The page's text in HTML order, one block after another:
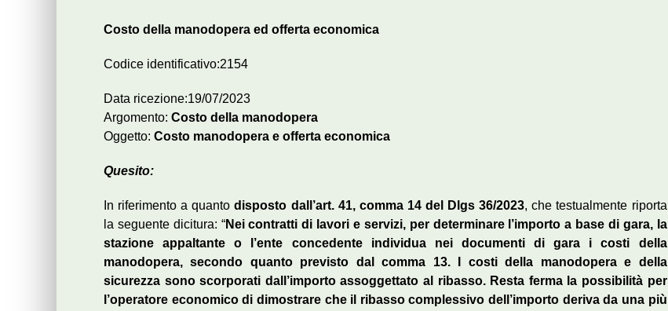
Costo della manodopera ed offerta economica
Codice identificativo:2154
Data ricezione:19/07/2023
Argomento: Costo della manodopera
Oggetto: Costo manodopera e offerta economica
Quesito:
In riferimento a quantodisposto dall’art. 41, comma 14 del Dlgs 36/2023, che testualmente riporta
la seguente dicitura: “Nei contratti di lavori e servizi, per determinare l’importo a base di gara, la
stazione appaltante o l’ente concedente individua nei documenti di gara i costi della
manodopera, secondo quanto previsto dal comma 13. I costi della manodopera e della
sicurezza sono scorporati dall’importo assoggettato al ribasso. Resta ferma la possibilità per
l’operatore economico di dimostrare che il ribasso complessivo dell’importo deriva da una più